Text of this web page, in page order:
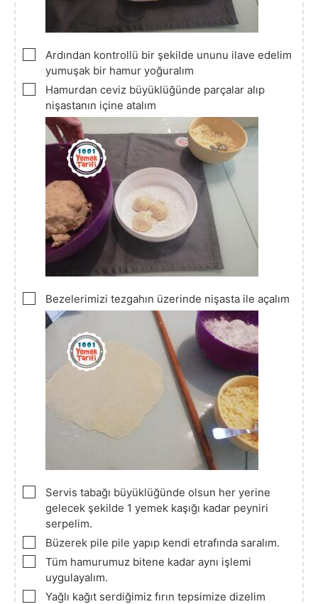
▢
Ardından kontrollü bir şekilde ununu ilave edelim
yumuşak bir hamur yoğuralım
▢
Hamurdan ceviz büyüklüğünde parçalar alıp
nişastanın içine atalım
▢
Bezelerimizi tezgahın üzerinde nişasta ile açalım
▢
Servis tabağı büyüklüğünde olsun her yerine
gelecek şekilde 1 yemek kaşığı kadar peyniri
serpelim.
▢
Büzerek pile pile yapıp kendi etrafında saralım.
▢
Tüm hamurumuz bitene kadar aynı işlemi
uygulayalım.
▢
Yağlı kağıt serdiğimiz fırın tepsimize dizelim